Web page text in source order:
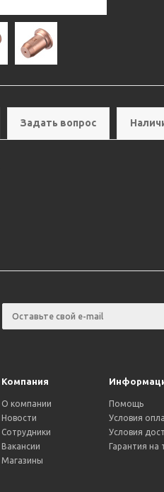
Задать вопрос
Компания
О компании
Новости
Сотрудники
Вакансии
Магазины
Помощь
Условия
Условия
Гарантия на